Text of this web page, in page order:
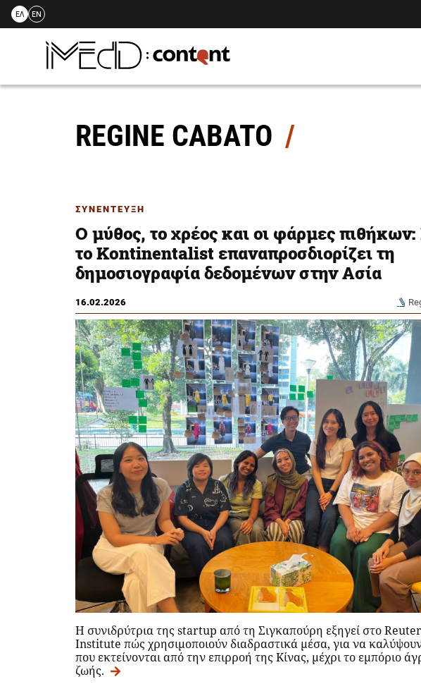
Skip
ΕΛ EN
REGINE CABATO
ΣΥΝΕΝΤΕΥΞΗ
Ο μύθος, το χρέος και οι φάρμες
το Kontinentalist επαναπροσδιορίζει τη
δημοσιογραφία δεδομένων στην Ασία
16.02.2026
Η συνιδρύτρια της startup από τη Σιγκαπούρη εξηγεί στο
Institute πώς χρησιμοποιούν διαδραστικά μέσα, για να
που εκτείνονται από την επιρροή της Κίνας, μέχρι το εμπόριο
ζωής.